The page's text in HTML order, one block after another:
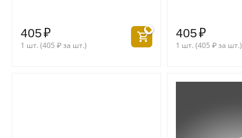
405₽
1 шт. (405 ₽за шт.)
405₽
1 шт. (405 ₽за шт.)